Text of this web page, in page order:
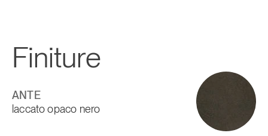
Finiture
ANTE
laccato opaco nero